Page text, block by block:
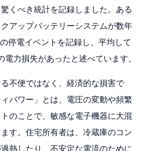
くべき統計を記録しました。ある
アップバッテリーシステムが数年
停電イベントを記録し、平均して
電力損失があったと述べています。
不便ではなく、経済的な損害で
パワー」とは、電圧の変動や頻繁
のことで、敏感な電子機器に大混
す。住宅所有者は、冷蔵庫のコン